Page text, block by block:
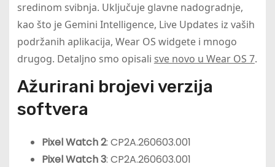
sredinom svibnja. Uključuje glavne nadogradnje,
kao što je Gemini Intelligence, Live Updates iz vaših
podržanih aplikacija, Wear OS widgete i mnogo
drugog. Detaljno smo opisali sve novo u Wear OS 7.
Ažurirani brojevi verzija
softvera
Pixel Watch 2: CP2A.260603.001
Pixel Watch 3: CP2A.260603.001